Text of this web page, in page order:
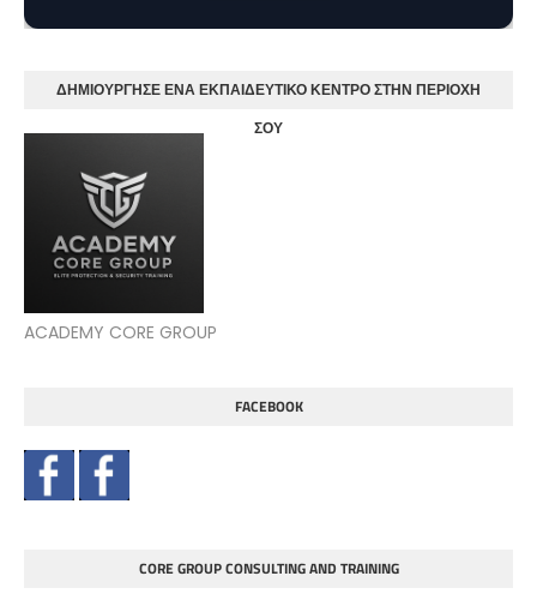
ΔΗΜΙΟΥΡΓΗΣΕ ΕΝΑ ΕΚΠΑΙΔΕΥΤΙΚΟ ΚΕΝΤΡΟ ΣΤΗΝ ΠΕΡΙΟΧΗ
ΣΟΥ
ACADEMY CORE GROUP
FACEBOOK
CORE GROUP CONSULTING AND TRAINING